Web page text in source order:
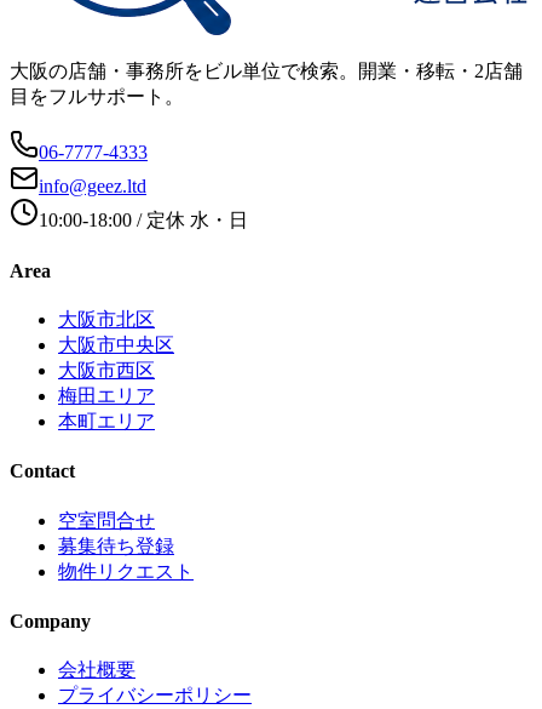
大阪の店舗・事務所をビル単位で検索。開業・移転・2店舗
目をフルサポート。
06-7777-4333
info@geez.ltd
10:00-18:00 / 定休 水・日
Area
大阪市北区
大阪市中央区
大阪市西区
梅田エリア
本町エリア
Contact
空室問合せ
募集待ち登録
物件リクエスト
Company
会社概要
プライバシーポリシー